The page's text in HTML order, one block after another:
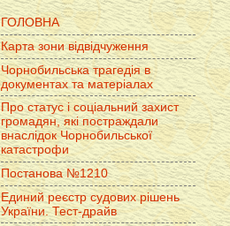
ГОЛОВНА
Карта зони відвідчуження
Чорнобильська трагедія в
документах та матеріалах
Про статус і соціальний захист
громадян, які постраждали
внаслідок Чорнобильської
катастрофи
Постанова №1210
Единий реєстр судових рішень
України. Тест-драйв